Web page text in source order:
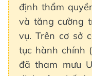
định thẩm
và tăng cường
vụ. Trên cơ sở
tục hành chính
đã tham mưu